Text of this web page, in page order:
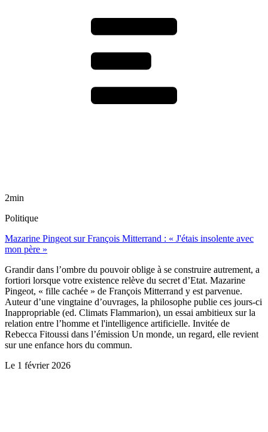
2min
Politique
Mazarine Pingeot sur François Mitterrand : « J'étais insolente avec
mon père »
Grandir dans l’ombre du pouvoir oblige à se construire autrement, a
fortiori lorsque votre existence relève du secret d’Etat. Mazarine
Pingeot, « fille cachée » de François Mitterrand y est parvenue.
Auteur d’une vingtaine d’ouvrages, la philosophe publie ces jours-ci
Inappropriable (ed. Climats Flammarion), un essai ambitieux sur la
relation entre l’homme et l'intelligence artificielle. Invitée de
Rebecca Fitoussi dans l’émission Un monde, un regard, elle revient
sur une enfance hors du commun.
Le 1 février 2026